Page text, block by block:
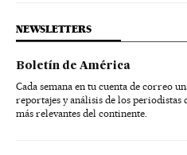
NEWSLETTERS
Boletín de América
Cada semana en tu cuenta de correo
reportajes y análisis de los periodistas
más relevantes del continente.